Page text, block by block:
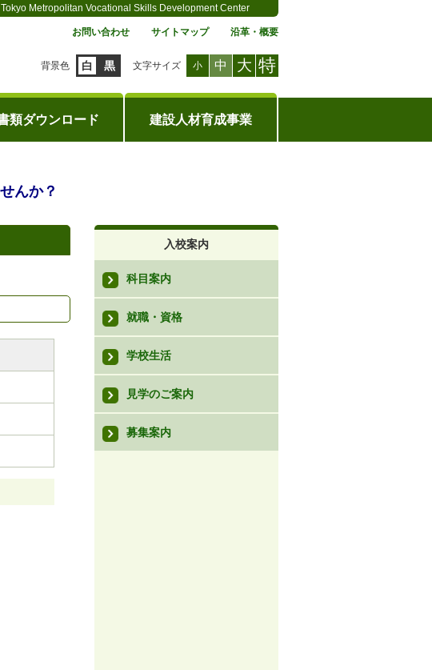
Tokyo Metropolitan Vocational Skills Development Center
類ダウンロード 建設人材育成事業
背景色 白 黒 文字サイズ 小 中 大 特
お問い合わせ サイトマップ 沿革・概要
んか？
入校案内
科目案内
就職・資格
学校生活
見学のご案内
募集案内